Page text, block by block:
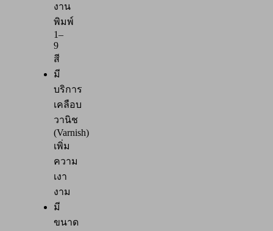
งาน
พิมพ์
1–
9
สี
มี
บริการ
เคลือบ
วานิช
(Varnish)
เพิ่ม
ความ
เงา
งาม
มี
ขนาด